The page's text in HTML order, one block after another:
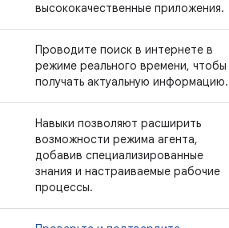
высококачественные приложения.
Проводите поиск в интернете в
режиме реального времени, чтобы
получать актуальную информацию.
Навыки позволяют расширить
возможности режима агента,
добавив специализированные
знания и настраиваемые рабочие
процессы.